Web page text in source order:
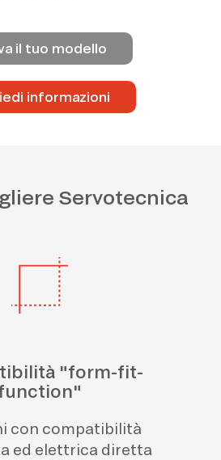
il tuo modello
informazioni
Servotecnica
"form-fit-
con compatibilità
ed elettrica diretta